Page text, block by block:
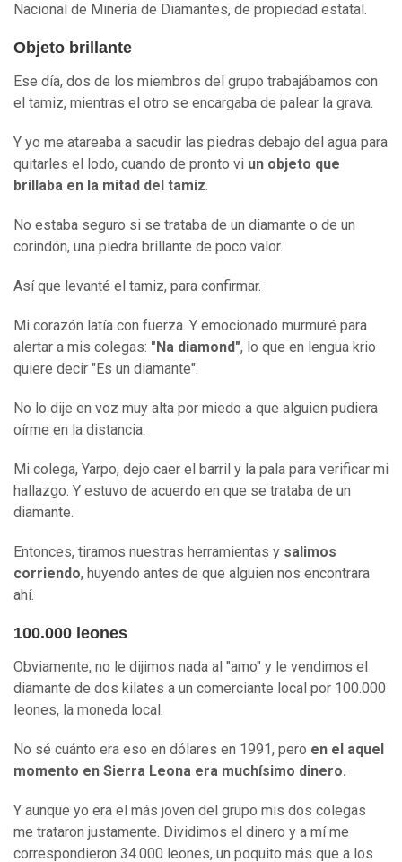
Nacional de Minería de Diamantes, de propiedad estatal.
Objeto brillante
Ese día, dos de los miembros del grupo trabajábamos con
el tamiz, mientras el otro se encargaba de palear la grava.
Y yo me atareaba a sacudir las piedras debajo del agua para
quitarles el lodo, cuando de pronto vi un objeto que
brillaba en la mitad del tamiz.
No estaba seguro si se trataba de un diamante o de un
corindón, una piedra brillante de poco valor.
Así que levanté el tamiz, para confirmar.
Mi corazón latía con fuerza. Y emocionado murmuré para
alertar a mis colegas: "Na diamond", lo que en lengua krio
quiere decir "Es un diamante".
No lo dije en voz muy alta por miedo a que alguien pudiera
oírme en la distancia.
Mi colega, Yarpo, dejo caer el barril y la pala para verificar mi
hallazgo. Y estuvo de acuerdo en que se trataba de un
diamante.
Entonces, tiramos nuestras herramientas y salimos
corriendo, huyendo antes de que alguien nos encontrara
ahí.
100.000 leones
Obviamente, no le dijimos nada al "amo" y le vendimos el
diamante de dos kilates a un comerciante local por 100.000
leones, la moneda local.
No sé cuánto era eso en dólares en 1991, pero en el aquel
momento en Sierra Leona era muchísimo dinero.
Y aunque yo era el más joven del grupo mis dos colegas
me trataron justamente. Dividimos el dinero y a mí me
correspondieron 34.000 leones, un poquito más que a los